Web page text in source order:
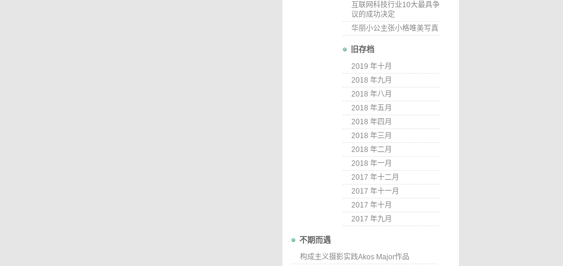
互联网科技行业10大最具争
议的成功决定
华丽小公主张小格唯美写真
旧存档
2019 年十月
2018 年九月
2018 年八月
2018 年五月
2018 年四月
2018 年三月
2018 年二月
2018 年一月
2017 年十二月
2017 年十一月
2017 年十月
2017 年九月
不期而遇
构成主义摄影实践Akos Major作品